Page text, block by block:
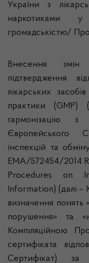
України з
наркотиками у
громадськістю/
Внесення
підтвердження
лікарських
практики (GMP)
гармонізацію
Європейського
інспекцій та
EMA/572454/2014
Procedures on
Information) (далі –
визначення понять
порушення» та
Компіляційною
сертифіката
Сертифікат) за